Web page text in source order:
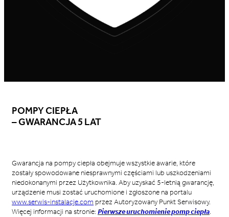
POMPY CIEPŁA
– GWARANCJA 5 LAT
Gwarancja na pompy ciepła obejmuje wszystkie awarie, które
zostały spowodowane niesprawnymi częściami lub uszkodzeniami
niedokonanymi przez Użytkownika. Aby uzyskać 5-letnią gwarancję,
urządzenie musi zostać uruchomione i zgłoszone na portalu
www.serwis-instalacje.com przez Autoryzowany Punkt Serwisowy.
Więcej informacji na stronie: Pierwsze uruchomienie pomp ciepła.